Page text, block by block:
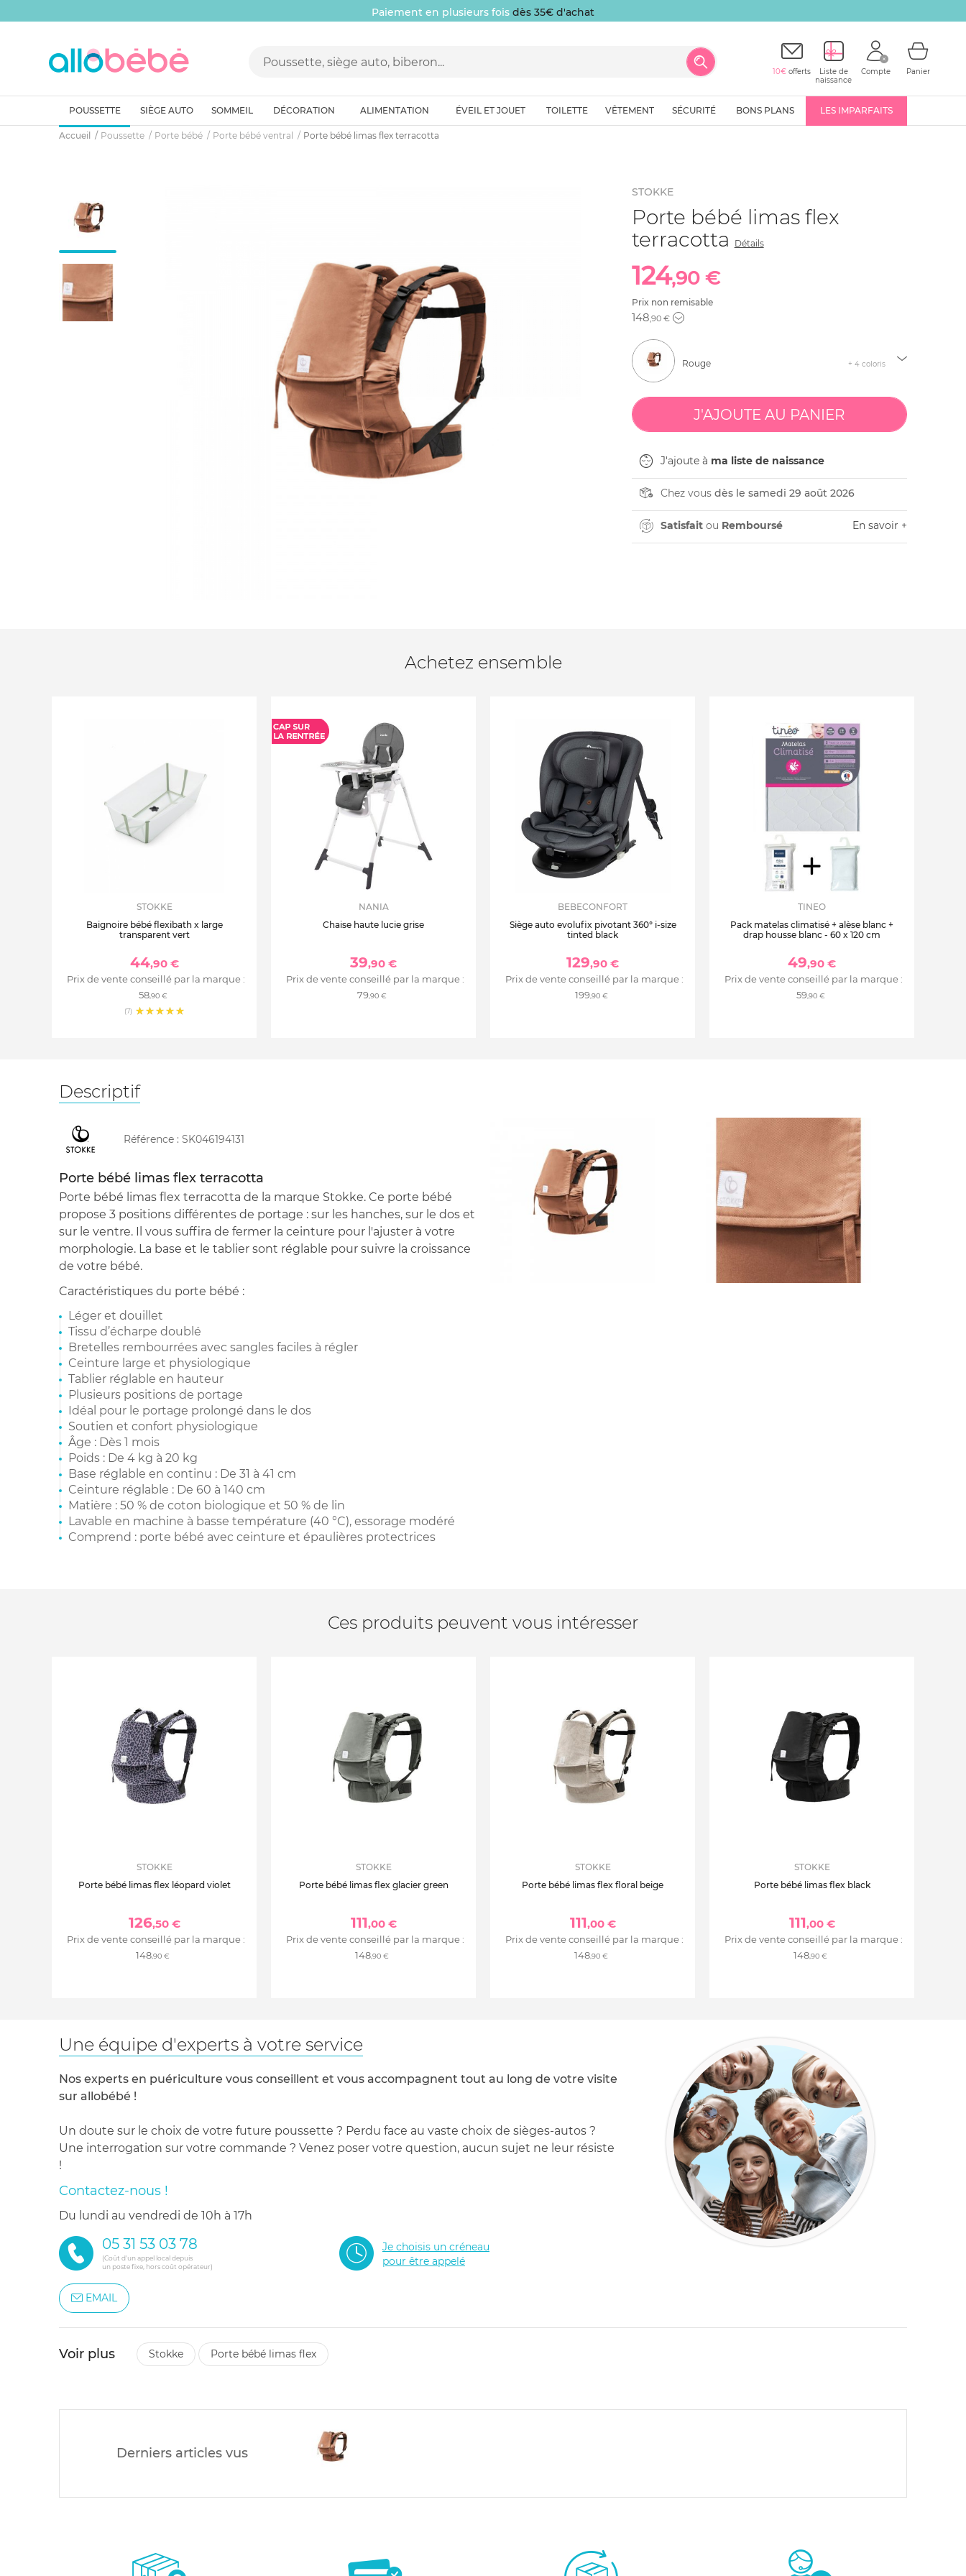
Paiement en plusieurs fois dès 35€ d'achat
10€ offerts
Liste de
naissance
Compte Panier
POUSSETTE SIÈGE AUTO SOMMEIL DÉCORATION ALIMENTATION ÉVEIL ET JOUET TOILETTE VÊTEMENT SÉCURITÉ BONS PLANS LES IMPARFAITS
Accueil Poussette Porte bébé Porte bébé ventral Porte bébé limas flex terracotta
STOKKE
Porte bébé limas flex
terracotta
Détails
124,90 €
Prix non remisable
148,90 €
Rouge + 4 coloris
J'ajoute à ma liste de naissance
Chez vous dès le samedi 29 août 2026
Satisfaitou Remboursé En savoir +
Achetez ensemble
STOKKE
Baignoire bébé flexibath x large
transparent vert
44,90 €
Prix de vente conseillé par la marque :
58,90 €
(7)
NANIA
Chaise haute lucie grise
39,90 €
Prix de vente conseillé par la marque :
79,90 €
BEBECONFORT
Siège auto evolufix pivotant 360° i-size
tinted black
129,90 €
Prix de vente conseillé par la marque :
199,90 €
TINEO
Pack matelas climatisé + alèse blanc +
drap housse blanc - 60 x 120 cm
49,90 €
Prix de vente conseillé par la marque :
59,90 €
Descriptif
Référence : SK046194131
Porte bébé limas flex terracotta
Porte bébé limas flex terracotta de la marque Stokke. Ce porte bébé
propose 3 positions différentes de portage : sur les hanches, sur le dos et
sur le ventre. Il vous suffira de fermer la ceinture pour l'ajuster à votre
morphologie. La base et le tablier sont réglable pour suivre la croissance
de votre bébé.
Caractéristiques du porte bébé :
Léger et douillet
Tissu d’écharpe doublé
Bretelles rembourrées avec sangles faciles à régler
Ceinture large et physiologique
Tablier réglable en hauteur
Plusieurs positions de portage
Idéal pour le portage prolongé dans le dos
Soutien et confort physiologique
Âge : Dès 1 mois
Poids : De 4 kg à 20 kg
Base réglable en continu : De 31 à 41 cm
Ceinture réglable : De 60 à 140 cm
Matière : 50 % de coton biologique et 50 % de lin
Lavable en machine à basse température (40 °C), essorage modéré
Comprend : porte bébé avec ceinture et épaulières protectrices
Ces produits peuvent vous intéresser
STOKKE
Porte bébé limas flex léopard violet
126,50 €
Prix de vente conseillé par la marque :
148,90 €
STOKKE
Porte bébé limas flex glacier green
111,00 €
Prix de vente conseillé par la marque :
148,90 €
STOKKE
Porte bébé limas flex floral beige
111,00 €
Prix de vente conseillé par la marque :
148,90 €
STOKKE
Porte bébé limas flex black
111,00 €
Prix de vente conseillé par la marque :
148,90 €
Une équipe d'experts à votre service
Nos experts en puériculture vous conseillent et vous accompagnent tout au long de votre visite
sur allobébé !
Un doute sur le choix de votre future poussette ? Perdu face au vaste choix de sièges-autos ?
Une interrogation sur votre commande ? Venez poser votre question, aucun sujet ne leur résiste
!
Contactez-nous !
du lundi au vendredi de 10h à 17h
05 31 53 03 78
(Coût d'un appel local depuis
un poste fixe, hors coût opérateur)
Je choisis un créneau
pour être appelé
EMAIL
Voir plus stokke porte bébé limas flex
Derniers articles vus